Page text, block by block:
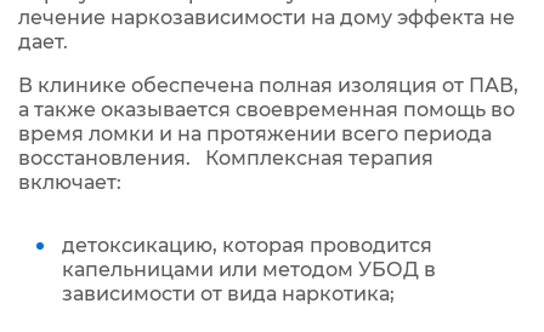
лечение наркозависимости на дому эффекта не
дает.
В клинике обеспечена полная изоляция от ПАВ,
а также оказывается своевременная помощь во
время ломки и на протяжении всего периода
восстановления. Комплексная терапия
включает:
детоксикацию, которая проводится
капельницами или методом УБОД в
зависимости от вида наркотика;